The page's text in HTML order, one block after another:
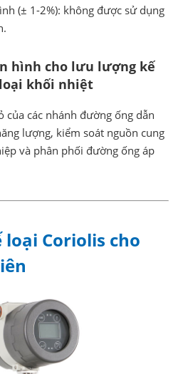
(± 1-2%): không được sử dụng
hình cho lưu lượng kế
khối nhiệt
của các nhánh đường ống dẫn
lượng, kiểm soát nguồn cung
và phân phối đường ống áp
Coriolis cho